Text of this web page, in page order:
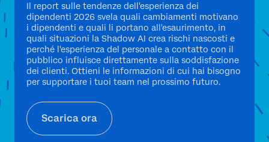
Il report sulle tendenze dell'esperienza dei
dipendenti 2026 svela quali cambiamenti motivano
i dipendenti e quali li portano all'esaurimento, in
quali situazioni la Shadow AI crea rischi nascosti e
perché l'esperienza del personale a contatto con il
pubblico influisce direttamente sulla soddisfazione
dei clienti. Ottieni le informazioni di cui hai bisogno
per supportare i tuoi team nel prossimo futuro.
Scarica ora